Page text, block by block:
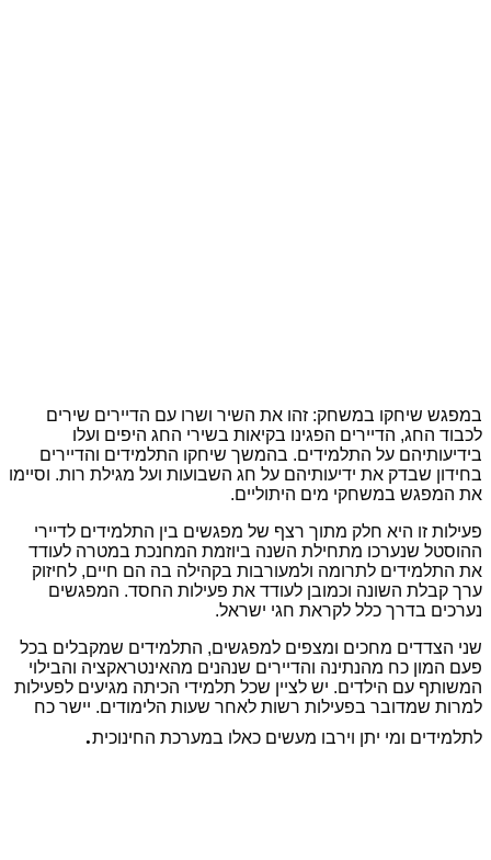
במפגש שיחקו במשחק: זהו את השיר ושרו עם הדיירים שירים
לכבוד החג, הדיירים הפגינו בקיאות בשירי החג היפים ועלו
בידיעותיהם על התלמידים. בהמשך שיחקו התלמידים והדיירים
בחידון שבדק את ידיעותיהם על חג השבועות ועל מגילת רות. וסיימו
את המפגש במשחקי מים היתוליים.
פעילות זו היא חלק מתוך רצף של מפגשים בין התלמידים לדיירי
ההוסטל שנערכו מתחילת השנה ביוזמת המחנכת במטרה לעודד
את התלמידים לתרומה ולמעורבות בקהילה בה הם חיים, לחיזוק
ערך קבלת השונה וכמובן לעודד את פעילות החסד. המפגשים
נערכים בדרך כלל לקראת חגי ישראל.
שני הצדדים מחכים ומצפים למפגשים, התלמידים שמקבלים בכל
פעם המון כח מהנתינה והדיירים שנהנים מהאינטראקציה והבילוי
המשותף עם הילדים. יש לציין שכל תלמידי הכיתה מגיעים לפעילות
למרות שמדובר בפעילות רשות לאחר שעות הלימודים. יישר כח
לתלמידים ומי יתן וירבו מעשים כאלו במערכת החינוכית.